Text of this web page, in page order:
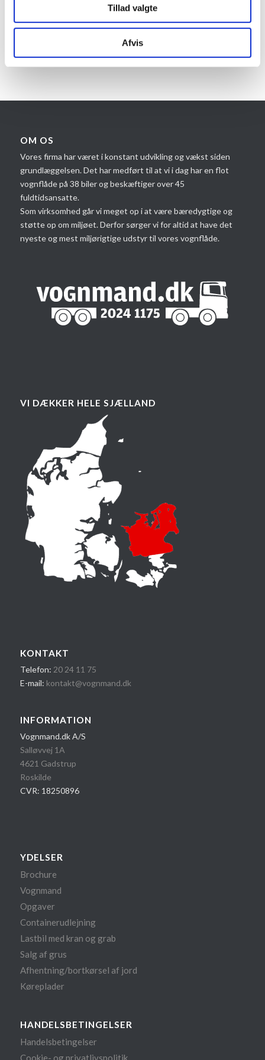
Tillad valgte
Afvis
træer, bør de plantes med god afstand, så ikke du på sigt
OM OS
Vores firma har været i konstant udvikling og vækst siden
grundlæggelsen. Det har medført til at vi i dag har en flot
vognflåde på 38 biler og beskæftiger over 45
fuldtidsansatte.
Som virksomhed går vi meget op i at være bæredygtige og
støtte op om miljøet. Derfor sørger vi for altid at have det
nyeste og mest miljørigtige udstyr til vores vognflåde.
VI DÆKKER HELE SJÆLLAND
KONTAKT
Telefon: 20 24 1​1 75
E-mail: kontakt@vognmand.dk
INFORMATION
Vognmand.dk A/S
Salløvvej 1A
4621 Gadstrup
Roskilde
CVR: 18250896
YDELSER
Brochure
Vognmand
Opgaver
Containerudlejning
Lastbil med kran og grab
Salg af grus
Afhentning/bortkørsel af jord
Køreplader
HANDELSBETINGELSER
Handelsbetingelser
Cookie- og privatlivspolitik